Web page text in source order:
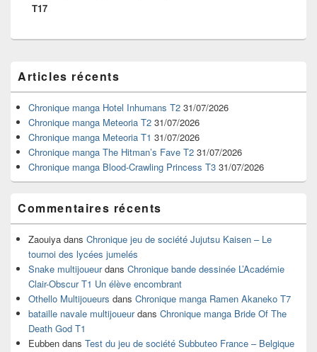
T17
principale
de
widget
pour
barre
latérale
Articles récents
Chronique manga Hotel Inhumans T2 31/07/2026
Chronique manga Meteoria T2 31/07/2026
Chronique manga Meteoria T1 31/07/2026
Chronique manga The Hitman’s Fave T2 31/07/2026
Chronique manga Blood-Crawling Princess T3 31/07/2026
Commentaires récents
Zaouiya dans Chronique jeu de société Jujutsu Kaisen – Le
tournoi des lycées jumelés
Snake multijoueurdans Chronique bande dessinée L’Académie
Clair-Obscur T1 Un élève encombrant
Othello Multijoueurs dans Chronique manga Ramen Akaneko T7
bataille navale multijoueurdans Chronique manga Bride Of The
Death God T1
Eubben dans Test du jeu de société Subbuteo France – Belgique